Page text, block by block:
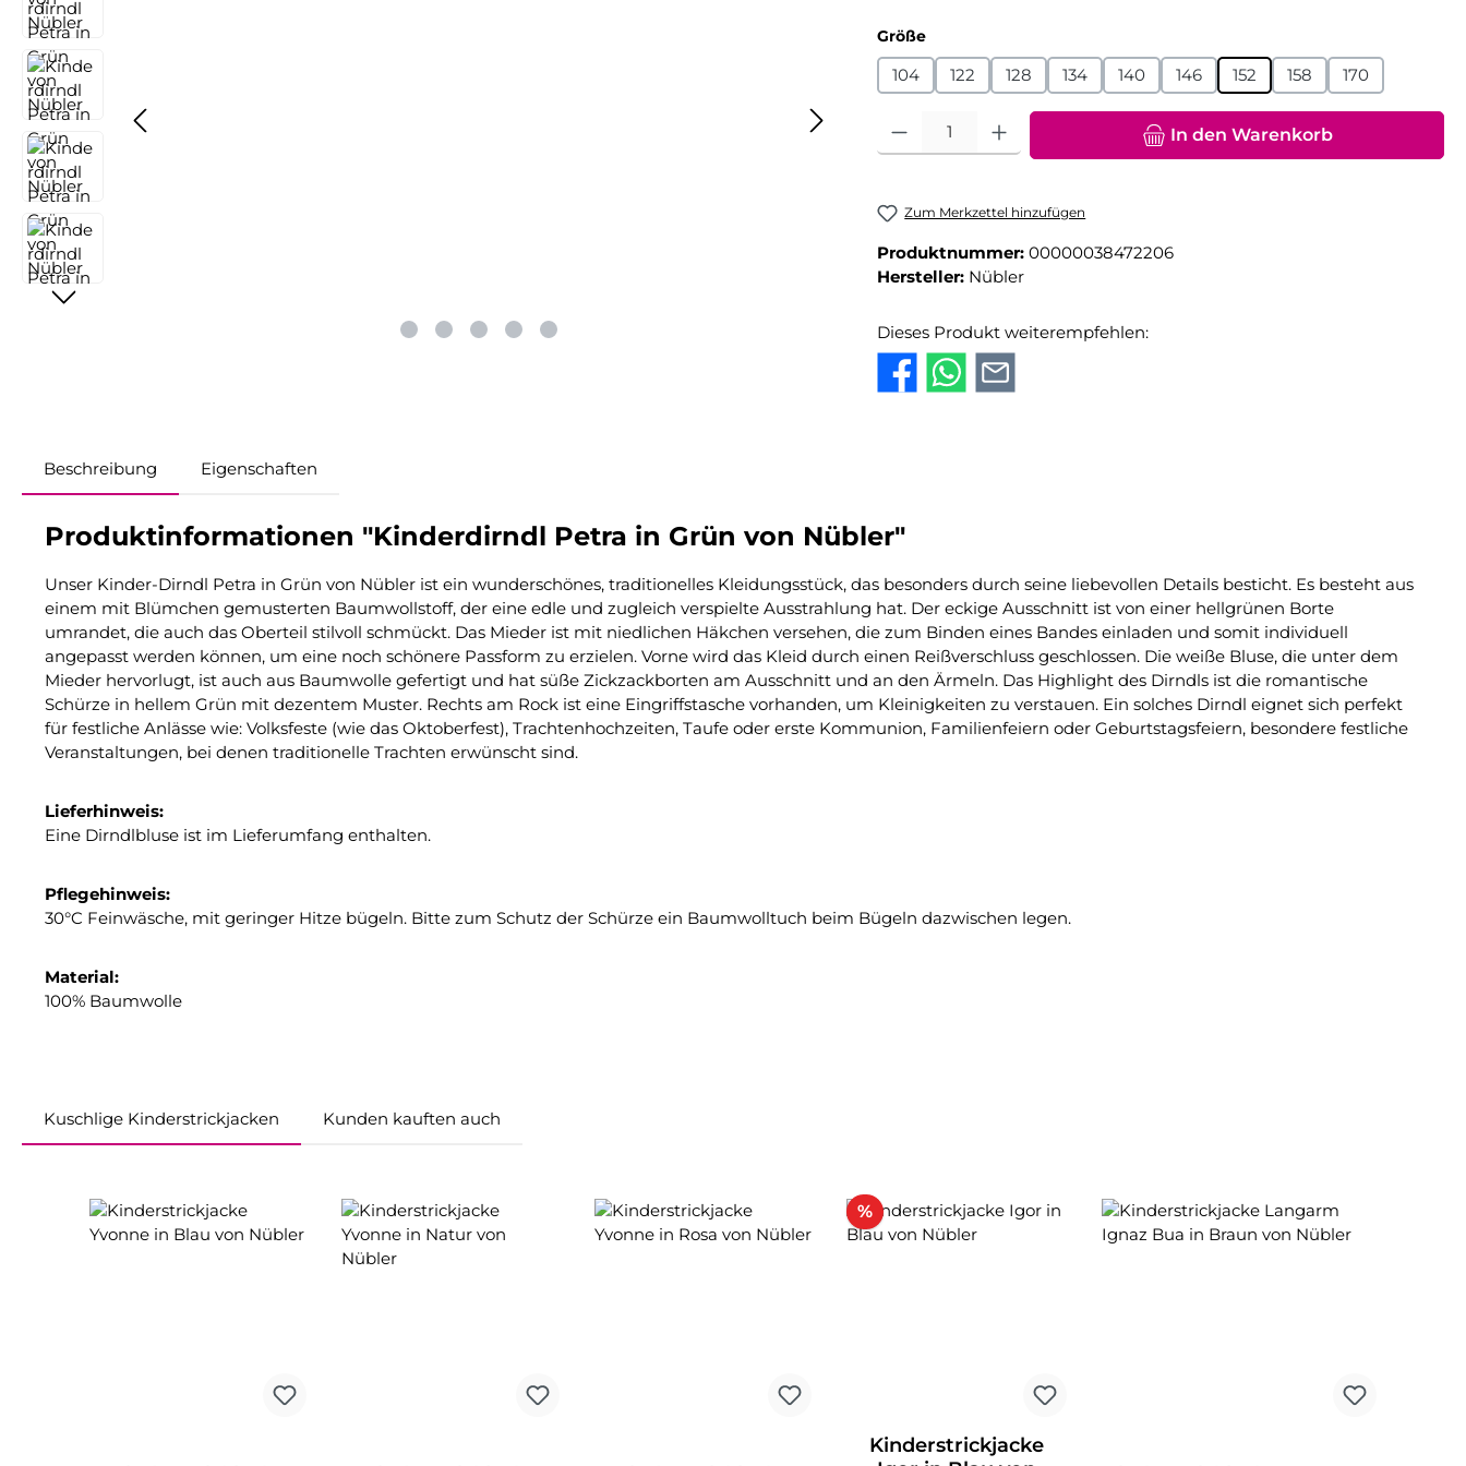
Größeauswählen
104 122 128 134 140 146 152 158 170
Produkt Anzahl: Gib den gewünschten Wert ein oder benutze die
In den Warenkorb
Zum Merkzettel hinzufügen
Produktnummer: 00000038472206
Hersteller: Nübler
Dieses Produkt weiterempfehlen:
Beschreibung Eigenschaften
Produktinformationen "Kinderdirndl Petra in Grün von Nübler"
Unser Kinder-Dirndl Petra in Grün von Nübler ist ein wunderschönes, traditionelles Kleidungsstück, das besonders durch seine liebevollen Details besticht. Es besteht aus
einem mit Blümchen gemusterten Baumwollstoff, der eine edle und zugleich verspielte Ausstrahlung hat. Der eckige Ausschnitt ist von einer hellgrünen Borte
umrandet, die auch das Oberteil stilvoll schmückt. Das Mieder ist mit niedlichen Häkchen versehen, die zum Binden eines Bandes einladen und somit individuell
angepasst werden können, um eine noch schönere Passform zu erzielen. Vorne wird das Kleid durch einen Reißverschluss geschlossen. Die weiße Bluse, die unter dem
Mieder hervorlugt, ist auch aus Baumwolle gefertigt und hat süße Zickzackborten am Ausschnitt und an den Ärmeln. Das Highlight des Dirndls ist die romantische
Schürze in hellem Grün mit dezentem Muster. Rechts am Rock ist eine Eingriffstasche vorhanden, um Kleinigkeiten zu verstauen. Ein solches Dirndl eignet sich perfekt
für festliche Anlässe wie: Volksfeste (wie das Oktoberfest), Trachtenhochzeiten, Taufe oder erste Kommunion, Familienfeiern oder Geburtstagsfeiern, besondere festliche
Veranstaltungen, bei denen traditionelle Trachten erwünscht sind.
Lieferhinweis:
Eine Dirndlbluse ist im Lieferumfang enthalten.
Pflegehinweis:
30°C Feinwäsche, mit geringer Hitze bügeln. Bitte zum Schutz der Schürze ein Baumwolltuch beim Bügeln dazwischen legen.
Material:
100% Baumwolle
Kuschlige Kinderstrickjacken Kunden kauften auch
%Rabatt
Kinderstrickjacke